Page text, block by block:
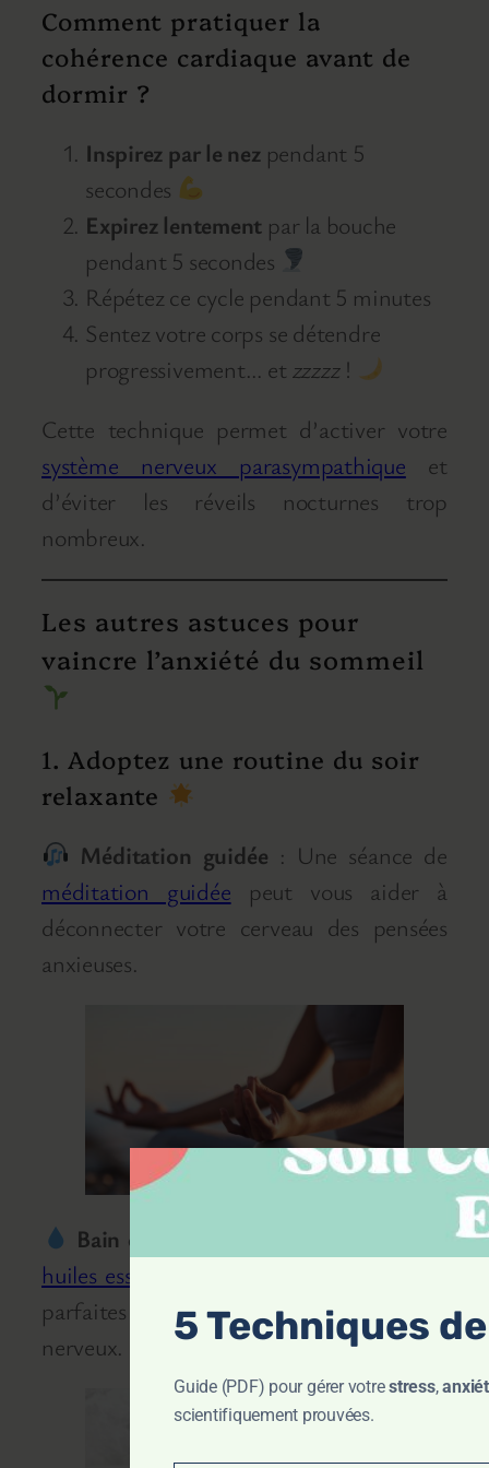
Comment pratiquer la
cohérence cardiaque avant de
dormir ?
Inspirez par le nezpendant 5
secondes
Expirez lentement par la bouche
pendant 5 secondes
Répétez ce cycle pendant 5 minutes
Sentez votre corps se détendre
progressivement… et zzzzz!
Cette technique permet d’activer votre
système nerveux parasympathique et
d’éviter les réveils nocturnes trop
nombreux.
Les autres astuces pour
vaincre l’anxiété du sommeil
1. Adoptez une routine du soir
relaxante
Méditation guidée : Une séance de
méditation guidée peut vous aider à
déconnecter votre cerveau des pensées
anxieuses.
Bain chaud + huiles essentielles
huiles essentielles
parfaites pour apaiser votre système
nerveux.
5 Techniques
Guide (PDF) pour gérer votrestress,
scientifiquement prouvées.